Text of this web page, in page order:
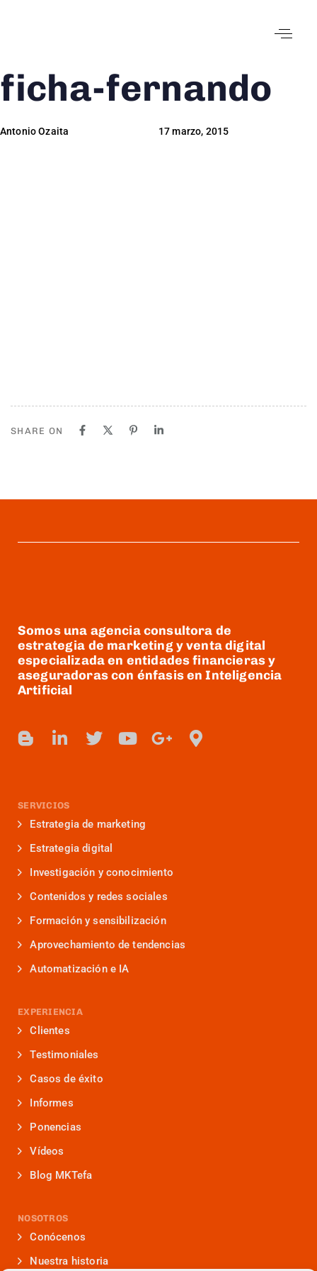
ficha-fernando
Author
Antonio Ozaita
Published
17 marzo, 2015
Published
SHARE ON
Somos una agencia consultora de
estrategia de marketing y venta digital
especializada en entidades financieras y
aseguradoras con énfasis en Inteligencia
Artificial
SERVICIOS
Estrategia de marketing
Estrategia digital
Investigación y conocimiento
Contenidos y redes sociales
Formación y sensibilización
Aprovechamiento de tendencias
Automatización e IA
EXPERIENCIA
Clientes
Testimoniales
Casos de éxito
Informes
Ponencias
Vídeos
Blog MKTefa
NOSOTROS
Conócenos
Nuestra historia